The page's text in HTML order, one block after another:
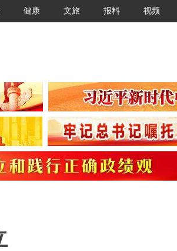
健康 文旅 报料 视频